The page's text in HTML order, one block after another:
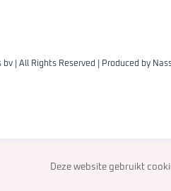
bv | All Rights Reserved | Produced by
Deze website gebruikt